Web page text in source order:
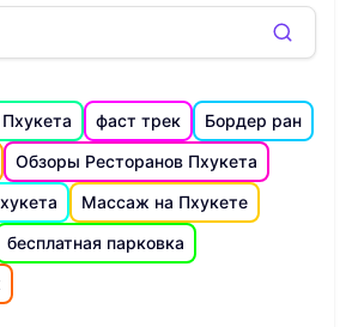
фаст трек
Бордер ран
Обзоры Ресторанов Пхукета
Массаж на Пхукете
бесплатная парковка